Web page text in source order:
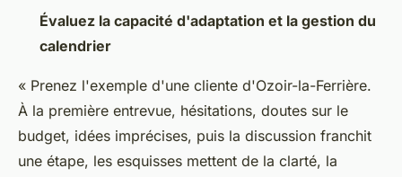
Évaluez la capacité d'adaptation et la gestion du
calendrier
« Prenez l'exemple d'une cliente d'Ozoir-la-Ferrière.
À la première entrevue, hésitations, doutes sur le
budget, idées imprécises, puis la discussion franchit
une étape, les esquisses mettent de la clarté, la